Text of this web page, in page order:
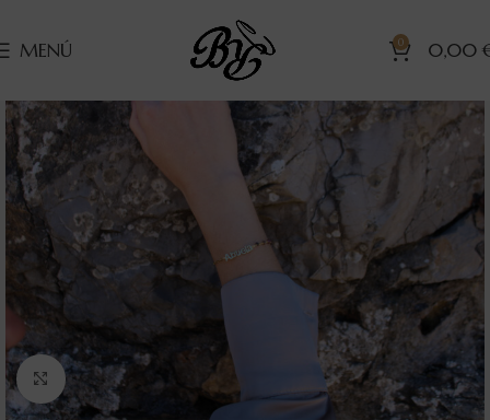
MENÚ 0 0,00
Clic para ampliar